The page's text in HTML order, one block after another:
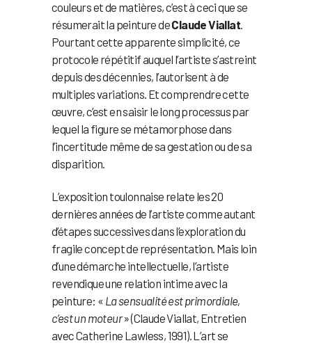
couleurs et de matières, c’est à ceci que se
résumerait la peinture deClaude Viallat
Pourtant cette apparente simplicité, ce
protocole répétitif auquel l’artiste s’astreint
depuis des décennies, l’autorisent à de
multiples variations. Et comprendre cette
œuvre, c’est en saisir le long processus par
lequel la figure se métamorphose dans
l’incertitude même de sa gestation ou de sa
disparition.
L’exposition toulonnaise relate les 20
dernières années de l’artiste comme autant
d’étapes successives dans l’exploration du
fragile concept de représentation. Mais loin
d’une démarche intellectuelle, l’artiste
revendique une relation intime avec la
peinture: « La sensualité est primordiale,
c’est un moteur» (Claude Viallat, Entretien
avec Catherine Lawless, 1991). L’art se